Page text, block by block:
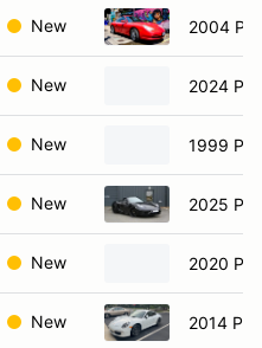
New 2004
New 2024
New 1999
New 2025
New 2020
New 2014